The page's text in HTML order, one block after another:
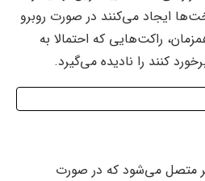
ایجاد می‌کنند در صورت روبرو
راکت‌هایی که احتمالا به
کنند را نادیده می‌گیرد.
متصل می‌شود که در صورت